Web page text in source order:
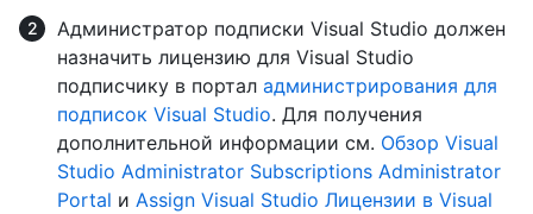
Администратор подписки Visual Studio должен
назначить лицензию для Visual Studio
подписчику в портал администрирования для
подписок Visual Studio. Для получения
дополнительной информации см. Обзор Visual
Studio Administrator Subscriptions Administrator
Portal и Assign Visual Studio Лицензии в Visual